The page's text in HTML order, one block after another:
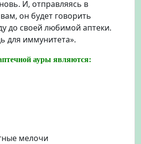
И, отправляясь в
он будет говорить
до своей любимой аптеки.
для иммунитета».
ауры являются:
мелочи